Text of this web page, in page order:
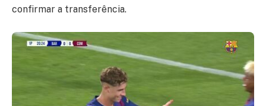
confirmar a transferência.